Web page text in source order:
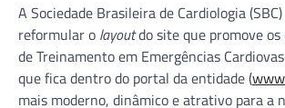
A Sociedade Brasileira de Cardiologia
reformular o layoutdo site que promove os
de Treinamento em Emergências
que fica dentro do portal da entidade (
mais moderno, dinâmico e atrativo para a